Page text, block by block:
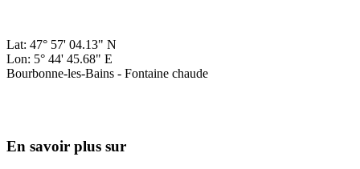
Lat: 47° 57' 04.13" N
Lon: 5° 44' 45.68" E
Bourbonne-les-Bains - Fontaine chaude
En savoir plus sur